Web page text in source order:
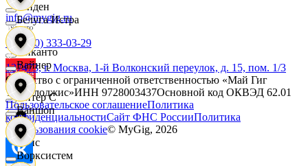
Зенден
Инканто
Интер С
Вайс
Белуга Истра
Вайнер
Ваншоп
Ворксистем
info@mygig.ru
+8 (800) 333-03-29
127473, г. Москва, 1-й Волконский переулок, д. 15, пом. 1/3
Общество с ограниченной ответственностью «Май Гиг
Технолоджис»ИНН 9728003437Основной код ОКВЭД 62.01
Пользовательское соглашениеПолитика
конфиденциальностиСайт ФНС РоссииПолитика
использования cookie© MyGig, 2026